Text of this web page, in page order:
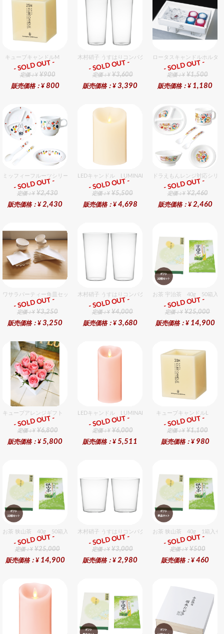
キューブキャンドルM
ギフト
定価：¥ ¥900
販売価格：¥ 800
- SOLD OUT -
木村硝子 うすはりコンパクト500cc ゾンビグラスギフト
ギフト
定価：¥ ¥3,600
販売価格：¥ 3,390
- SOLD OUT -
ロータスキャンドルホル
ギフト
定価：¥ ¥1,500
販売価格：¥ 1,180
- SOLD OUT -
ミッフィーフルーツシリーズ割れないメラミン食器セット セット販売商品です。
ギフト
定価：¥ ¥2,430
販売価格：¥ 2,430
- SOLD OUT -
LEDキャンドル LUMINARA（ルミナラ） アイボリー
ギフト
定価：¥ ¥5,500
販売価格：¥ 4,698
- SOLD OUT -
ドラえもんレンジ対応シリ
ギフト
定価：¥ ¥2,460
販売価格：¥ 2,460
- SOLD OUT -
ワサラパーティー角皿セット 4種6個入りセット
ギフト
定価：¥ ¥3,250
販売価格：¥ 3,250
- SOLD OUT -
木村硝子 うすはりコンパクト560cc タンブラーグラスギ
ギフト
定価：¥ ¥4,000
販売価格：¥ 3,680
- SOLD OUT -
お茶 宇治茶 40g 50箱入セ
ギフト
定価：¥ ¥25,000
販売価格：¥ 14,900
- SOLD OUT -
キューブアレンジギフト ピンク
ギフト
定価：¥ ¥6,800
販売価格：¥ 5,800
- SOLD OUT -
LEDキャンドル LUMINARA（ルミナラ） ピンク ピラ
ギフト
定価：¥ ¥6,000
販売価格：¥ 5,511
- SOLD OUT -
キューブキャンドルL
ギフト
定価：¥ ¥1,100
販売価格：¥ 980
- SOLD OUT -
お茶 狭山茶 40g 50箱入セット
ギフト
定価：¥ ¥25,000
販売価格：¥ 14,900
- SOLD OUT -
木村硝子 うすはりコンパクト390cc オールドグラスギフ
ギフト
定価：¥ ¥3,000
販売価格：¥ 2,980
- SOLD OUT -
お茶 狭山茶 40g 1箱入セ
ギフト
定価：¥ ¥500
販売価格：¥ 460
- SOLD OUT -